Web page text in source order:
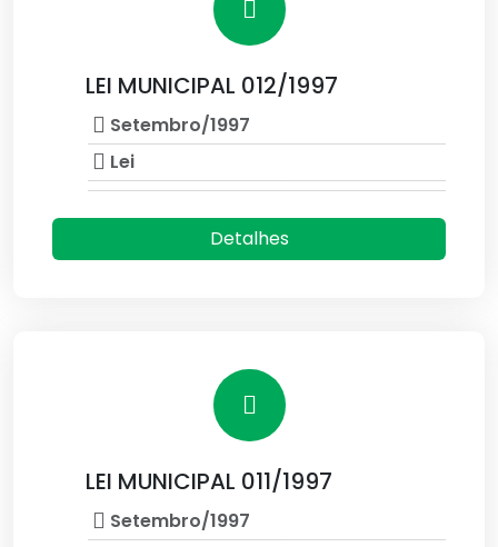
LEI MUNICIPAL 012/1997
Setembro/1997
Lei
Detalhes
LEI MUNICIPAL 011/1997
Setembro/1997